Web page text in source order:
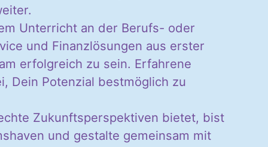
Unterricht an der Berufs- oder
und Finanzlösungen aus erster
erfolgreich zu sein. Erfahrene
Dein Potenzial bestmöglich zu
Zukunftsperspektiven bietet, bist
und gestalte gemeinsam mit